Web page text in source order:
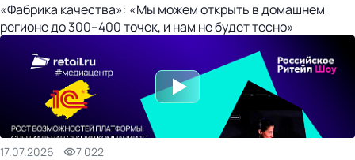
«Фабрика качества»: «Мы можем открыть в домашнем
регионе до 300–400 точек, и нам не будет тесно»
17.07.2026 7 022